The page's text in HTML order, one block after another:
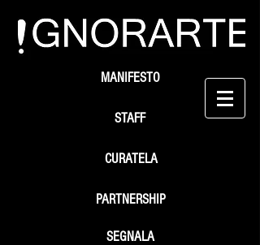
STAFF
SEGNALA
MANIFESTO
PARTNERSHIP
CURATELA